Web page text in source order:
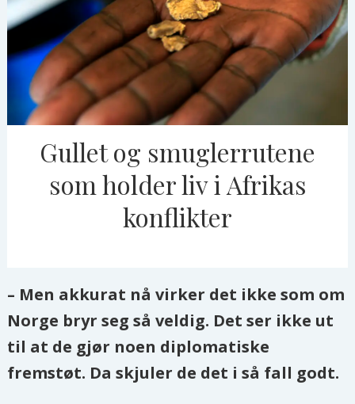
Gullet og smuglerrutene
som holder liv i Afrikas
konflikter
– Men akkurat nå virker det ikke som om
Norge bryr seg så veldig. Det ser ikke ut
til at de gjør noen diplomatiske
fremstøt. Da skjuler de det i så fall godt.